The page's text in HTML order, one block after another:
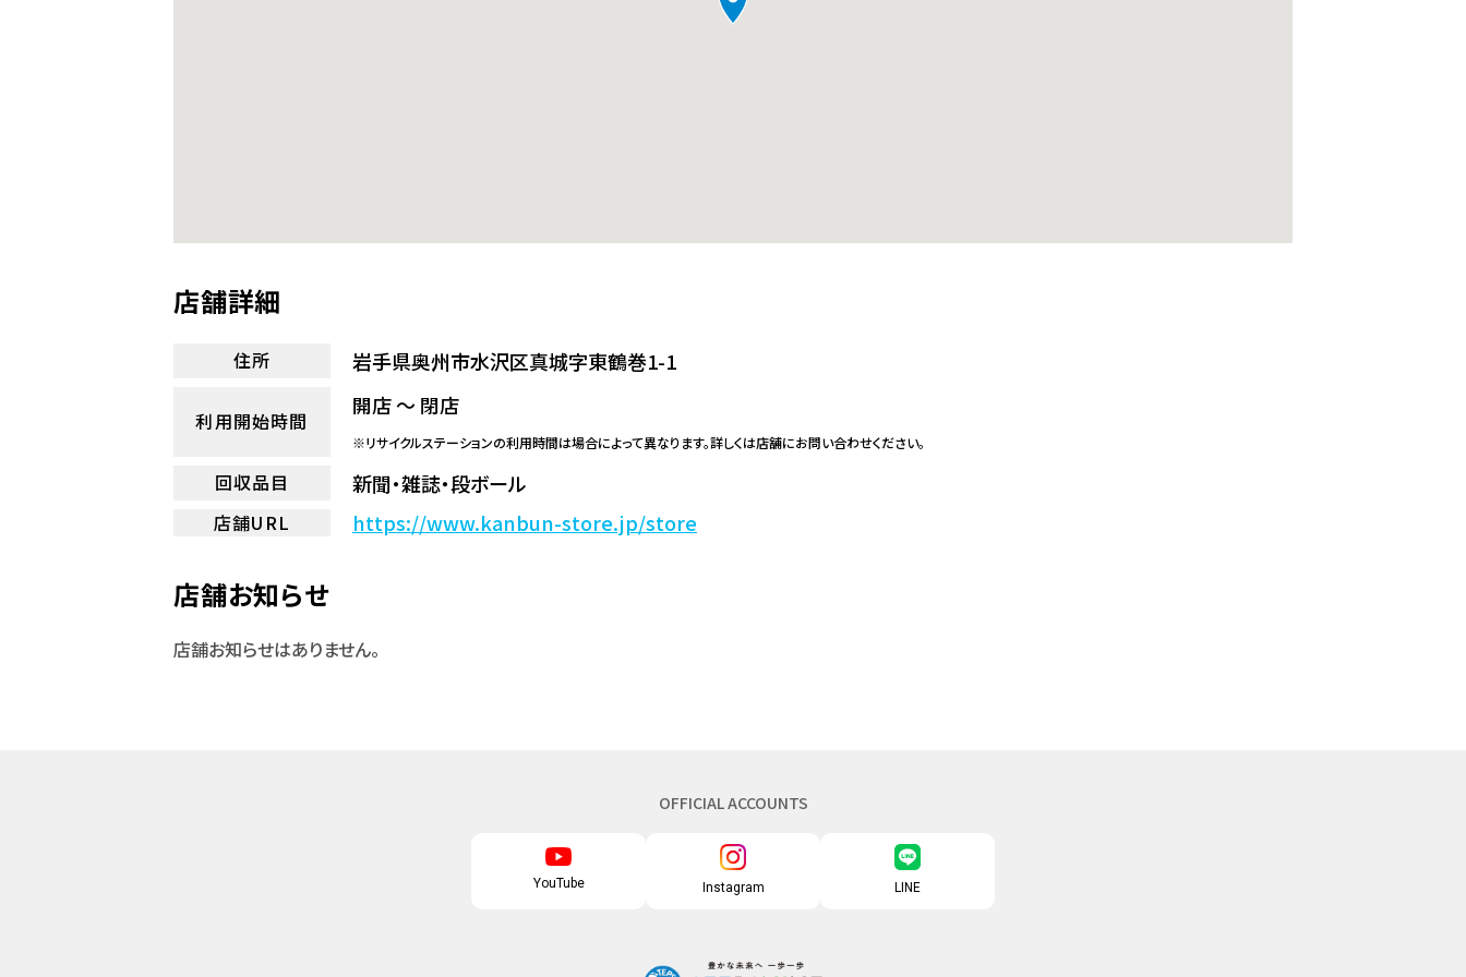
店舗詳細
住所 岩手県奥州市水沢区真城字東鶴巻1-1
利用開始時間
開店 ～ 閉店
※リサイクルステーションの利用時間は場合によって異なります。詳しくは店舗にお問い合わせください。
回収品目 新聞・雑誌・段ボール
店舗URL https://www.kanbun-store.jp/store
店舗お知らせ
店舗お知らせはありません。
OFFICIAL ACCOUNTS
YouTube Instagram LINE